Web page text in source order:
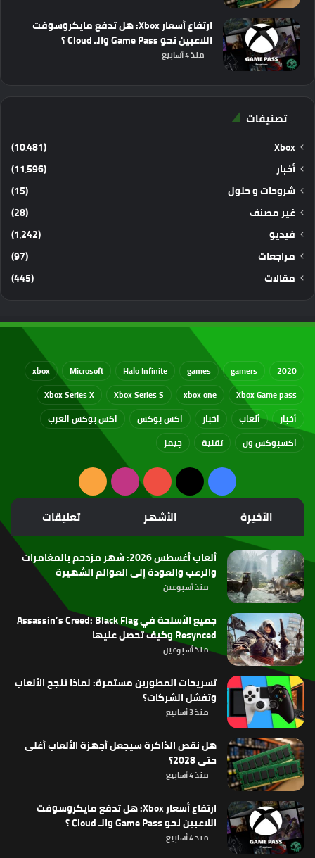
ارتفاع أسعار Xbox: هل تدفع مايكروسوفت
اللاعبين نحو Game Pass والـ Cloud ؟
منذ 4 أسابيع
تصنيفات
Xbox
(10٬481)
أخبار
(11٬596)
شروحات و حلول
(15)
غير مصنف
(28)
فيديو
(1٬242)
مراجعات
(97)
مقالات
(445)
2020
gamers
games
Halo Infinite
Microsoft
xbox
Xbox Game pass
xbox one
Xbox Series S
Xbox Series X
أخبار
ألعاب اخبار اكس بوكس
اكس بوكس العرب
اكسبوكس ون
تقنية جيمز
فيسبوك
‫X
‫YouTubeانستقرامملخص
الموقع
RSS
الأخيرة الأشهر تعليقات
ألعاب أغسطس 2026: شهر مزدحم بالمغامرات
والرعب والعودة إلى العوالم الشهيرة
منذ أسبوعين
جميع الأسلحة في Assassin’s Creed: Black Flag
Resynced وكيف تحصل عليها
منذ أسبوعين
تسريحات المطورين مستمرة: لماذا تنجح الألعاب
وتفشل الشركات؟
منذ 3 أسابيع
هل نقص الذاكرة سيجعل أجهزة الألعاب أغلى
حتى 2028؟
منذ 4 أسابيع
ارتفاع أسعار Xbox: هل تدفع مايكروسوفت
اللاعبين نحو Game Pass والـ Cloud ؟
منذ 4 أسابيع